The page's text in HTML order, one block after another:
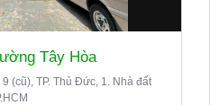
Tây Hòa
(cũ), TP. Thủ Đức, 1. Nhà đất